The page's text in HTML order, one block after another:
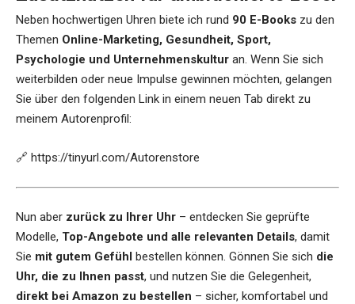
Neben hochwertigen Uhren biete ich rund 90 E-Books zu den
Themen Online-Marketing, Gesundheit, Sport,
Psychologie und Unternehmenskultur an. Wenn Sie sich
weiterbilden oder neue Impulse gewinnen möchten, gelangen
Sie über den folgenden Link in einem neuen Tab direkt zu
meinem Autorenprofil:
🔗 https://tinyurl.com/Autorenstore
Nun aber zurück zu Ihrer Uhr – entdecken Sie geprüfte
Modelle, Top-Angebote und alle relevanten Details, damit
Sie mit gutem Gefühl bestellen können. Gönnen Sie sich die
Uhr, die zu Ihnen passt, und nutzen Sie die Gelegenheit,
direkt bei Amazon zu bestellen – sicher, komfortabel und